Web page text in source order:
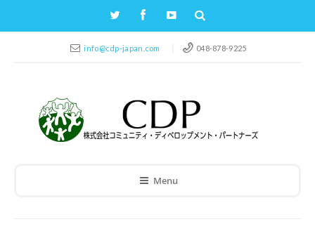
info@cdp-japan.com 048-878-9225
Menu